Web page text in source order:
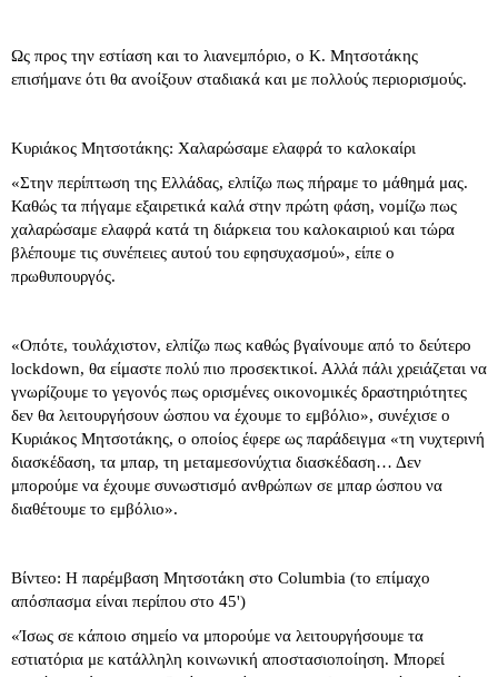
Ως προς την εστίαση και το λιανεμπόριο, ο Κ. Μητσοτάκης
επισήμανε ότι θα ανοίξουν σταδιακά και με πολλούς περιορισμούς.
Κυριάκος Μητσοτάκης: Χαλαρώσαμε ελαφρά το καλοκαίρι
«Στην περίπτωση της Ελλάδας, ελπίζω πως πήραμε το μάθημά μας.
Καθώς τα πήγαμε εξαιρετικά καλά στην πρώτη φάση, νομίζω πως
χαλαρώσαμε ελαφρά κατά τη διάρκεια του καλοκαιριού και τώρα
βλέπουμε τις συνέπειες αυτού του εφησυχασμού», είπε ο
πρωθυπουργός.
«Οπότε, τουλάχιστον, ελπίζω πως καθώς βγαίνουμε από το δεύτερο
lockdown, θα είμαστε πολύ πιο προσεκτικοί. Αλλά πάλι χρειάζεται να
γνωρίζουμε το γεγονός πως ορισμένες οικονομικές δραστηριότητες
δεν θα λειτουργήσουν ώσπου να έχουμε το εμβόλιο», συνέχισε ο
Κυριάκος Μητσοτάκης, ο οποίος έφερε ως παράδειγμα «τη νυχτερινή
διασκέδαση, τα μπαρ, τη μεταμεσονύχτια διασκέδαση… Δεν
μπορούμε να έχουμε συνωστισμό ανθρώπων σε μπαρ ώσπου να
διαθέτουμε το εμβόλιο».
Βίντεο: Η παρέμβαση Μητσοτάκη στο Columbia (το επίμαχο
απόσπασμα είναι περίπου στο 45')
«Ίσως σε κάποιο σημείο να μπορούμε να λειτουργήσουμε τα
εστιατόρια με κατάλληλη κοινωνική αποστασιοποίηση. Μπορεί